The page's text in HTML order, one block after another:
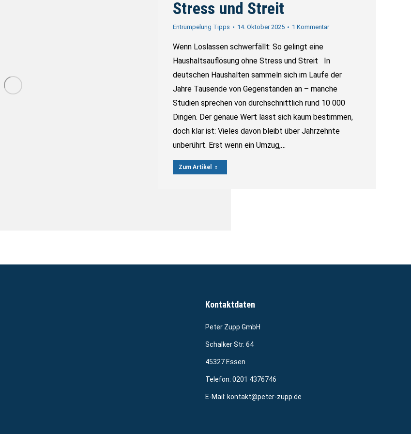
Stress und Streit
Entrümpelung Tipps 14. Oktober 2025 1 Kommentar
Wenn Loslassen schwerfällt: So gelingt eine
Haushaltsauflösung ohne Stress und Streit In
deutschen Haushalten sammeln sich im Laufe der
Jahre Tausende von Gegenständen an – manche
Studien sprechen von durchschnittlich rund 10 000
Dingen. Der genaue Wert lässt sich kaum bestimmen,
doch klar ist: Vieles davon bleibt über Jahrzehnte
unberührt. Erst wenn ein Umzug,…
Zum Artikel
Kontaktdaten
Peter Zupp GmbH
Schalker Str. 64
45327 Essen
Telefon: 0201 4376746
E-Mail: kontakt@peter-zupp.de